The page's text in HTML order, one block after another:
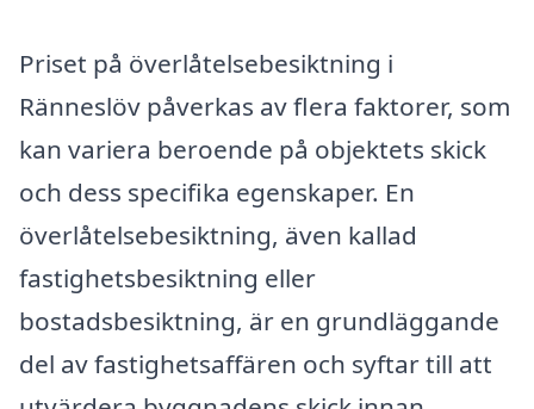
Priset på överlåtelsebesiktning i
Ränneslöv påverkas av flera faktorer, som
kan variera beroende på objektets skick
och dess specifika egenskaper. En
överlåtelsebesiktning, även kallad
fastighetsbesiktning eller
bostadsbesiktning, är en grundläggande
del av fastighetsaffären och syftar till att